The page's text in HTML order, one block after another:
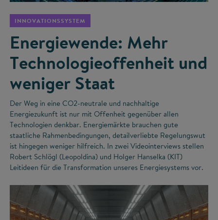
INNOVATIONSSYSTEM
Energiewende: Mehr
Technologieoffenheit und
weniger Staat
Der Weg in eine CO2-neutrale und nachhaltige
Energiezukunft ist nur mit Offenheit gegenüber allen
Technologien denkbar. Energiemärkte brauchen gute
staatliche Rahmenbedingungen, detailverliebte Regelungswut
ist hingegen weniger hilfreich. In zwei Videointerviews stellen
Robert Schlögl (Leopoldina) und Holger Hanselka (KIT)
Leitideen für die Transformation unseres Energiesystems vor.